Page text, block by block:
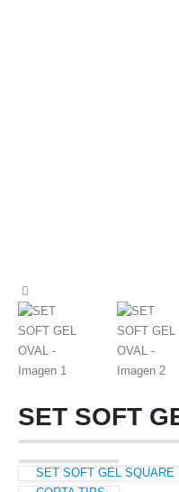
SET SOFT
SET SOFT GEL SQUARE